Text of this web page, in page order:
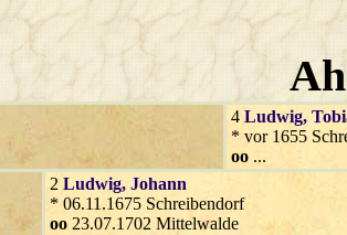
4 Ludwig,
* vor 1655
oo ...
2 Ludwig, Johann
* 06.11.1675 Schreibendorf
oo 23.07.1702 Mittelwalde